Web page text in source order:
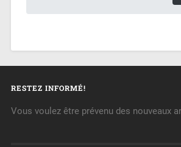
RESTEZ INFORMÉ!
Vous voulez être prévenu des nouveaux